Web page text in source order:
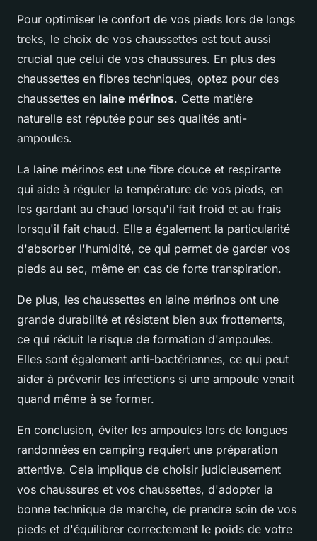
Pour optimiser le confort de vos pieds lors de longs
treks, le choix de vos chaussettes est tout aussi
crucial que celui de vos chaussures. En plus des
chaussettes en fibres techniques, optez pour des
chaussettes en laine mérinos. Cette matière
naturelle est réputée pour ses qualités anti-
ampoules.
La laine mérinos est une fibre douce et respirante
qui aide à réguler la température de vos pieds, en
les gardant au chaud lorsqu'il fait froid et au frais
lorsqu'il fait chaud. Elle a également la particularité
d'absorber l'humidité, ce qui permet de garder vos
pieds au sec, même en cas de forte transpiration.
De plus, les chaussettes en laine mérinos ont une
grande durabilité et résistent bien aux frottements,
ce qui réduit le risque de formation d'ampoules.
Elles sont également anti-bactériennes, ce qui peut
aider à prévenir les infections si une ampoule venait
quand même à se former.
En conclusion, éviter les ampoules lors de longues
randonnées en camping requiert une préparation
attentive. Cela implique de choisir judicieusement
vos chaussures et vos chaussettes, d'adopter la
bonne technique de marche, de prendre soin de vos
pieds et d'équilibrer correctement le poids de votre